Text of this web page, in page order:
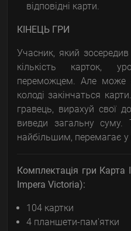
відповідні карти.
КІНЕЦЬ ГРИ
Учасник, який
кількість карток,
переможцем. Але може
колоді закінчаться
гравець, вирахуй свої
виведи загальну суму.
найбільшим, перемагає у
Комплектація гри Карта
Impera Victoria):
104 картки
4 планшети-пам'ятки